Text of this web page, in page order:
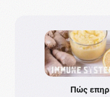
Πώς